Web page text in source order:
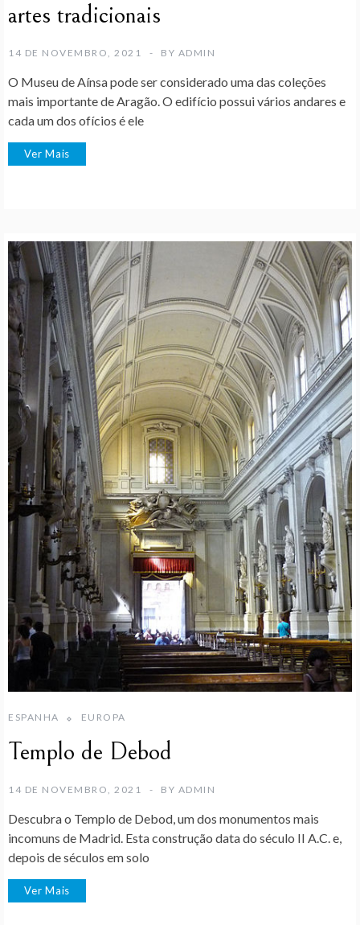
artes tradicionais
14 DE NOVEMBRO, 2021 BY ADMIN
O Museu de Aínsa pode ser considerado uma das coleções
mais importante de Aragão. O edifício possui vários andares e
cada um dos ofícios é ele
Ver Mais
ESPANHA EUROPA
Templo de Debod
14 DE NOVEMBRO, 2021 BY ADMIN
Descubra o Templo de Debod, um dos monumentos mais
incomuns de Madrid. Esta construção data do século II A.C. e,
depois de séculos em solo
Ver Mais